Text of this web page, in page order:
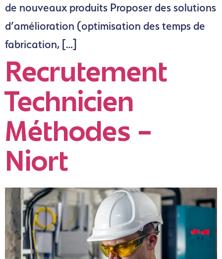
de nouveaux produits Proposer des solutions
d’amélioration (optimisation des temps de
fabrication, […]
Recrutement
Technicien
Méthodes –
Niort